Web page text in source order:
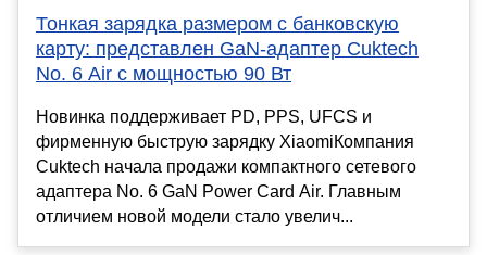
Тонкая зарядка размером с банковскую
карту: представлен GaN-адаптер Cuktech
No. 6 Air с мощностью 90 Вт
Новинка поддерживает PD, PPS, UFCS и
фирменную быструю зарядку XiaomiКомпания
Cuktech начала продажи компактного сетевого
адаптера No. 6 GaN Power Card Air. Главным
отличием новой модели стало увелич...